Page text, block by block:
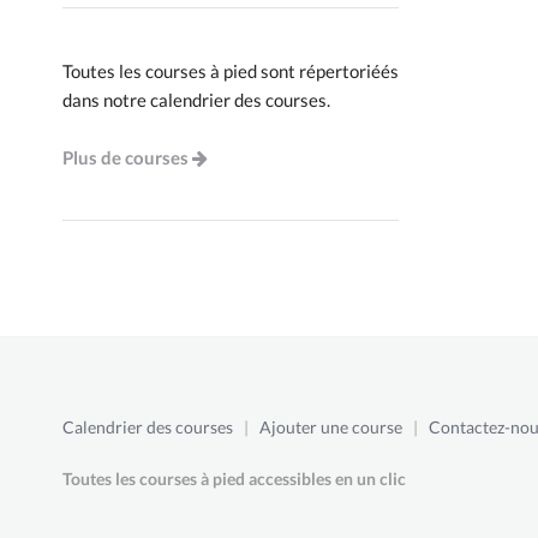
Toutes les courses à pied sont répertoriéés
dans notre calendrier des courses.
Plus de courses
Calendrier des courses | Ajouter une course | Contactez-
Toutes les courses à pied accessibles en un clic